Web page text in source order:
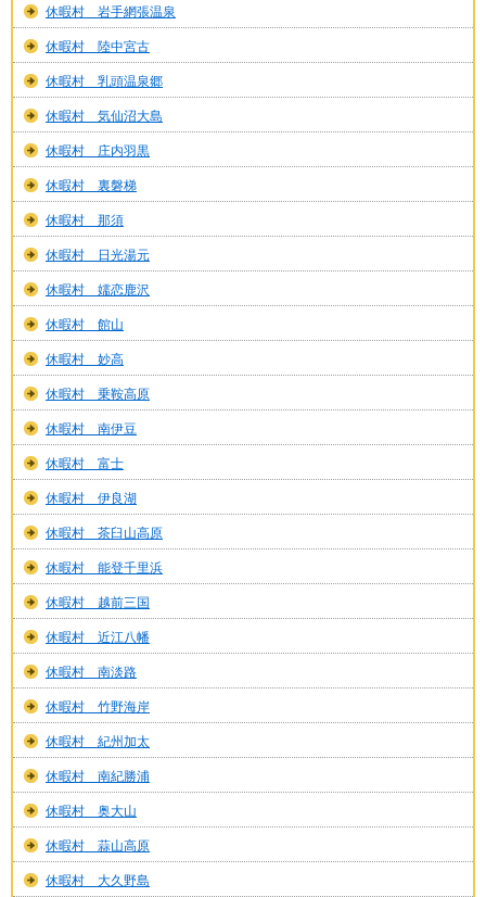
休暇村 岩手網張温泉
休暇村 陸中宮古
休暇村 乳頭温泉郷
休暇村 気仙沼大島
休暇村 庄内羽黒
休暇村 裏磐梯
休暇村 那須
休暇村 日光湯元
休暇村 嬬恋鹿沢
休暇村 館山
休暇村 妙高
休暇村 乗鞍高原
休暇村 南伊豆
休暇村 富士
休暇村 伊良湖
休暇村 茶臼山高原
休暇村 能登千里浜
休暇村 越前三国
休暇村 近江八幡
休暇村 南淡路
休暇村 竹野海岸
休暇村 紀州加太
休暇村 南紀勝浦
休暇村 奥大山
休暇村 蒜山高原
休暇村 大久野島